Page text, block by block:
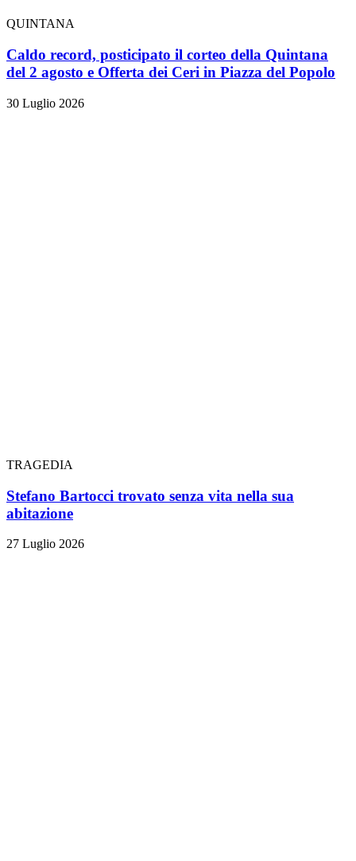
QUINTANA
Caldo record, posticipato il corteo della Quintana
del 2 agosto e Offerta dei Ceri in Piazza del Popolo
30 Luglio 2026
TRAGEDIA
Stefano Bartocci trovato senza vita nella sua
abitazione
27 Luglio 2026